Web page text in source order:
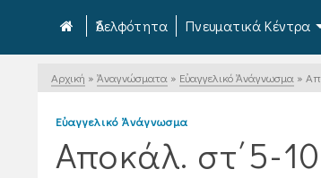
Ἀδελφότητα Πνευματικά Κέντρα
Αρχική » Ἀναγνώσματα » Εὐαγγελικό Ἀνάγνωσμα »
Εὐαγγελικό Ἀνάγνωσμα
Αποκάλ. στ΄5-10